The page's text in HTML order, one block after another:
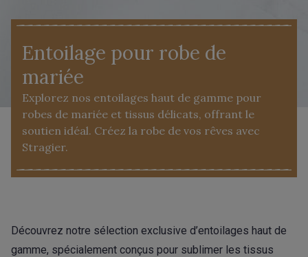
Entoilage pour robe de
mariée
Explorez nos entoilages haut de gamme pour
robes de mariée et tissus délicats, offrant le
soutien idéal. Créez la robe de vos rêves avec
Stragier.
Découvrez notre sélection exclusive d’entoilages haut de
gamme, spécialement conçus pour sublimer les tissus